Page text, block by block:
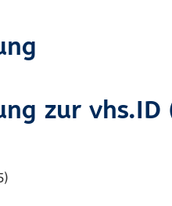
zur